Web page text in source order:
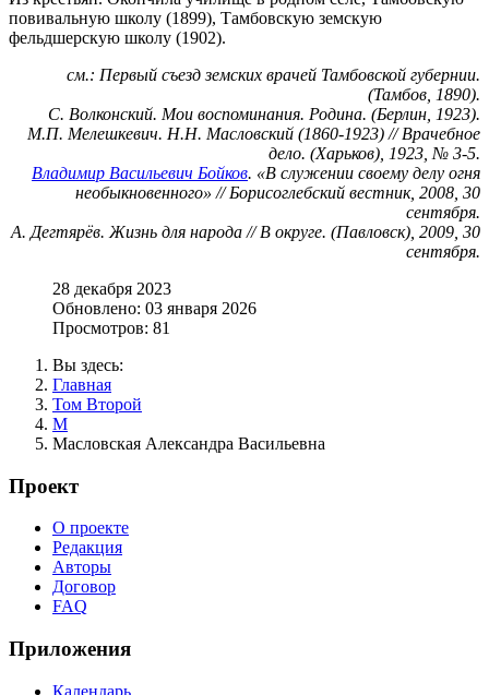
повивальную школу (1899), Тамбовскую земскую
фельдшерскую школу (1902).
см.: Первый съезд земских врачей Тамбовской губернии.
(Тамбов, 1890).
С. Волконский. Мои воспоминания. Родина. (Берлин, 1923).
М.П. Мелешкевич. Н.Н. Масловский (1860-1923) // Врачебное
дело. (Харьков), 1923, № 3-5.
Владимир Васильевич Бойков. «В служении своему делу огня
необыкновенного» // Борисоглебский вестник, 2008, 30
сентября.
А. Дегтярёв. Жизнь для народа // В округе. (Павловск), 2009, 30
сентября.
28 декабря 2023
Обновлено: 03 января 2026
Просмотров: 81
Вы здесь:
Главная
Том Второй
М
Масловская Александра Васильевна
Проект
О проекте
Редакция
Авторы
Договор
FAQ
Приложения
Календарь